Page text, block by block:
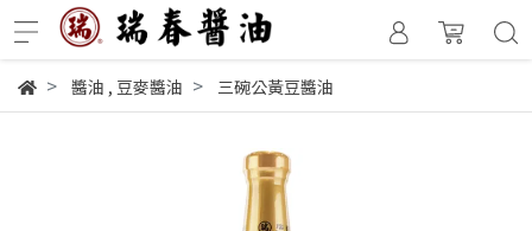
醬油 , 豆麥醬油 三碗公黃豆醬油